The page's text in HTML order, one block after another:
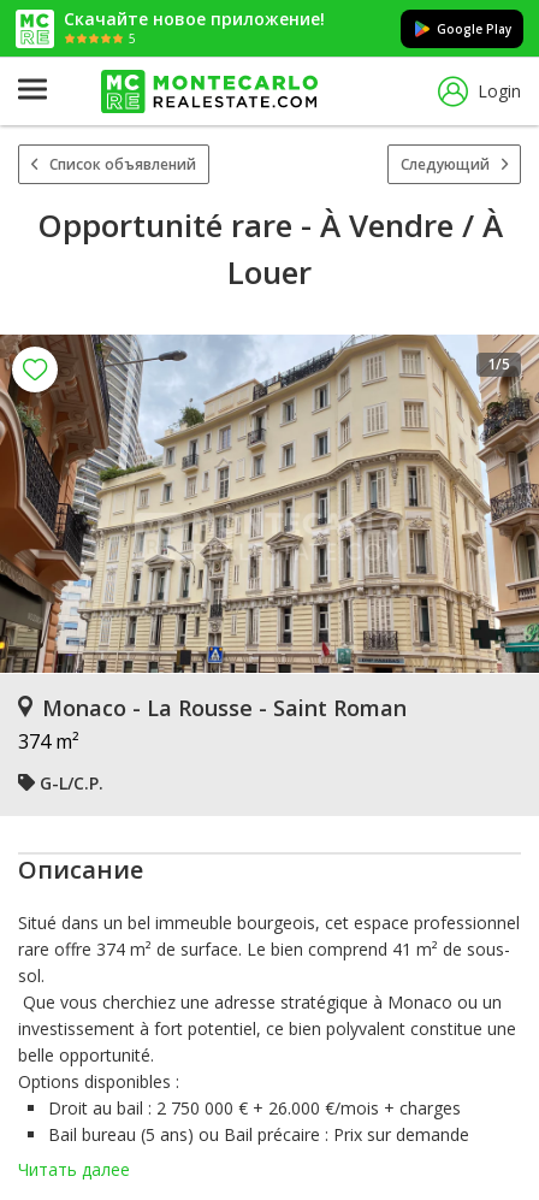
Скачайте новое приложение!
5
Google Play
Login
Список объявлений Следующий
Opportunité rare - À Vendre / À
Louer
1/5
Monaco - La Rousse - Saint Roman
374 m²
G-L/C.P.
Описание
Situé dans un bel immeuble bourgeois, cet espace professionnel
rare offre 374 m² de surface. Le bien comprend 41 m² de sous-
sol.
Que vous cherchiez une adresse stratégique à Monaco ou un
investissement à fort potentiel, ce bien polyvalent constitue une
belle opportunité.
Options disponibles :
Droit au bail : 2 750 000 € + 26.000 €/mois + charges
Bail bureau (5 ans) ou Bail précaire : Prix sur demande
Vente des mûrs – Locaux libres :
Atouts principaux :
Читать далее